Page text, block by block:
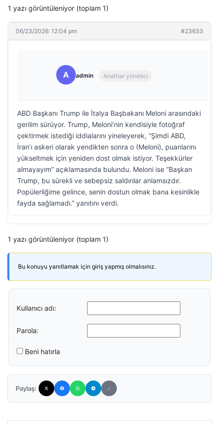
1 yazı görüntüleniyor (toplam 1)
06/23/2026: 12:04 pm #23633
A admin Anahtar yönetici
ABD Başkanı Trump ile İtalya Başbakanı Meloni arasındaki
gerilim sürüyor. Trump, Meloni’nin kendisiyle fotoğraf
çektirmek istediği iddialarını yineleyerek, “Şimdi ABD,
İran’ı askeri olarak yendikten sonra o (Meloni), puanlarını
yükseltmek için yeniden dost olmak istiyor. Teşekkürler
almayayım” açıklamasında bulundu. Meloni ise “Başkan
Trump, bu sürekli ve sebepsiz saldırılar anlamsızdır.
Popülerliğime gelince, senin dostun olmak bana kesinlikle
fayda sağlamadı.” yanıtını verdi.
1 yazı görüntüleniyor (toplam 1)
Bu konuyu yanıtlamak için giriş yapmış olmalısınız.
Kullanıcı adı:
Parola:
Beni hatırla
Paylaş: